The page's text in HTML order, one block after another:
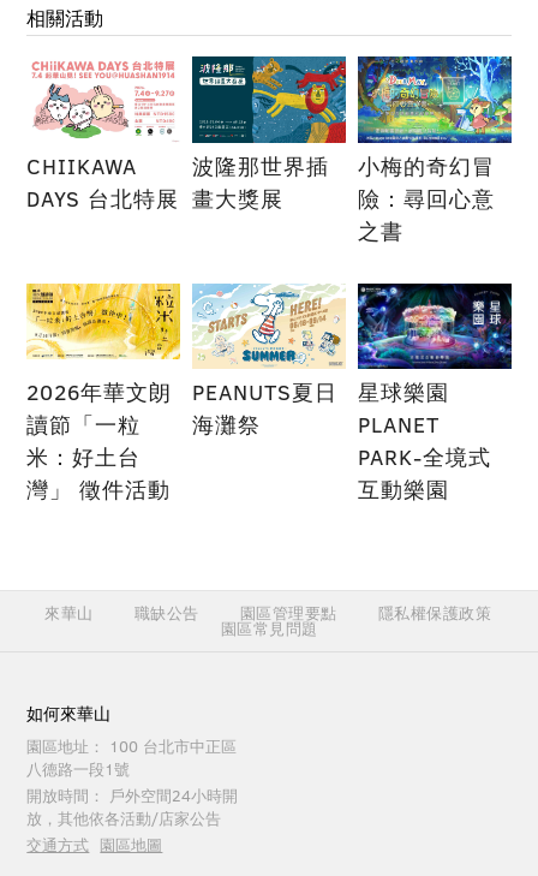
相關活動
CHIIKAWA
DAYS 台北特展
波隆那世界插
畫大獎展
小梅的奇幻冒
險：尋回心意
之書
2026年華文朗
讀節「一粒
米：好土台
灣」 徵件活動
PEANUTS夏日
海灘祭
星球樂園
PLANET
PARK-全境式
互動樂園
來華山 職缺公告 園區管理要點 隱私權保護政策
園區常見問題
如何來華山
園區地址：
100 台北市中正區
八德路一段1號
開放時間：
戶外空間24小時開
放，其他依各活動/店家公告
交通方式 園區地圖